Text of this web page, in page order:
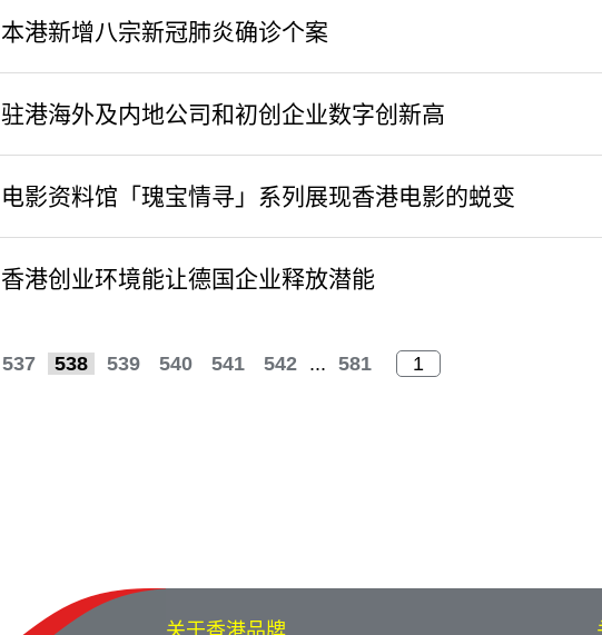
本港新增八宗新冠肺炎确诊个案
驻港海外及内地公司和初创企业数字创新高
电影资料馆「瑰宝情寻」系列展现香港电影的蜕变
香港创业环境能让德国企业释放潜能
537 538 539 540 541 542 ... 581